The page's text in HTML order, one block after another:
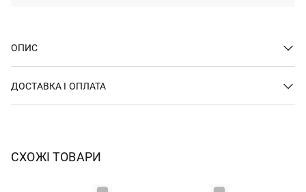
ОПИС
ДОСТАВКА І ОПЛАТА
СХОЖІ ТОВАРИ